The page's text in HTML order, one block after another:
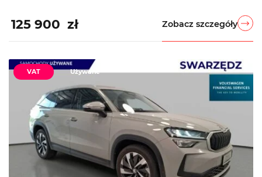
125 900 zł Zobacz szczegóły
VAT Używane